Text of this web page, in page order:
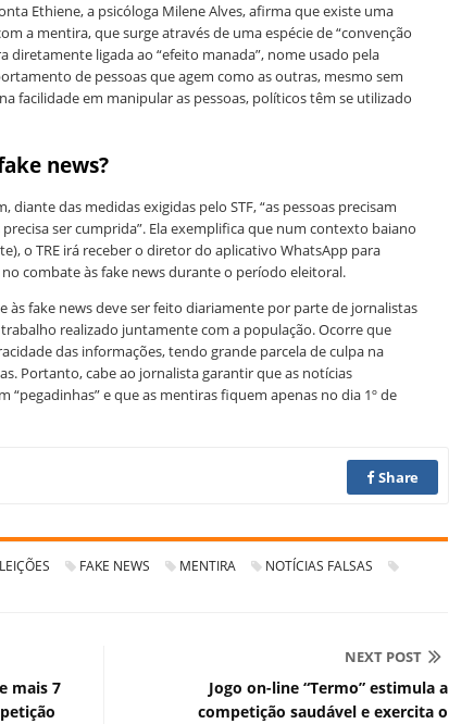
Ethiene, a psicóloga Milene Alves, afirma que existe uma
a mentira, que surge através de uma espécie de “convenção
diretamente ligada ao “efeito manada”, nome usado pela
de pessoas que agem como as outras, mesmo sem
facilidade em manipular as pessoas, políticos têm se utilizado
news?
diante das medidas exigidas pelo STF, “as pessoas precisam
ser cumprida”. Ela exemplifica que num contexto baiano
o TRE irá receber o diretor do aplicativo WhatsApp para
combate às fake news durante o período eleitoral.
às fake news deve ser feito diariamente por parte de jornalistas
realizado juntamente com a população. Ocorre que
das informações, tendo grande parcela de culpa na
Portanto, cabe ao jornalista garantir que as notícias
“pegadinhas” e que as mentiras fiquem apenas no dia 1º de
Share
FAKE NEWS MENTIRA
NOTÍCIAS FALSAS
mais 7
NEXT POST
Jogo on-line “Termo” estimula a
competição saudável e exercita o